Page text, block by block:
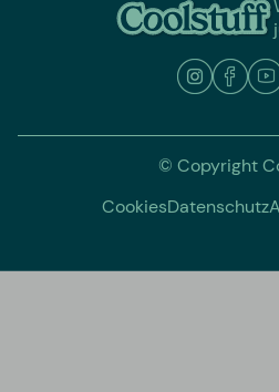
© Copyright
CookiesDatenschutz